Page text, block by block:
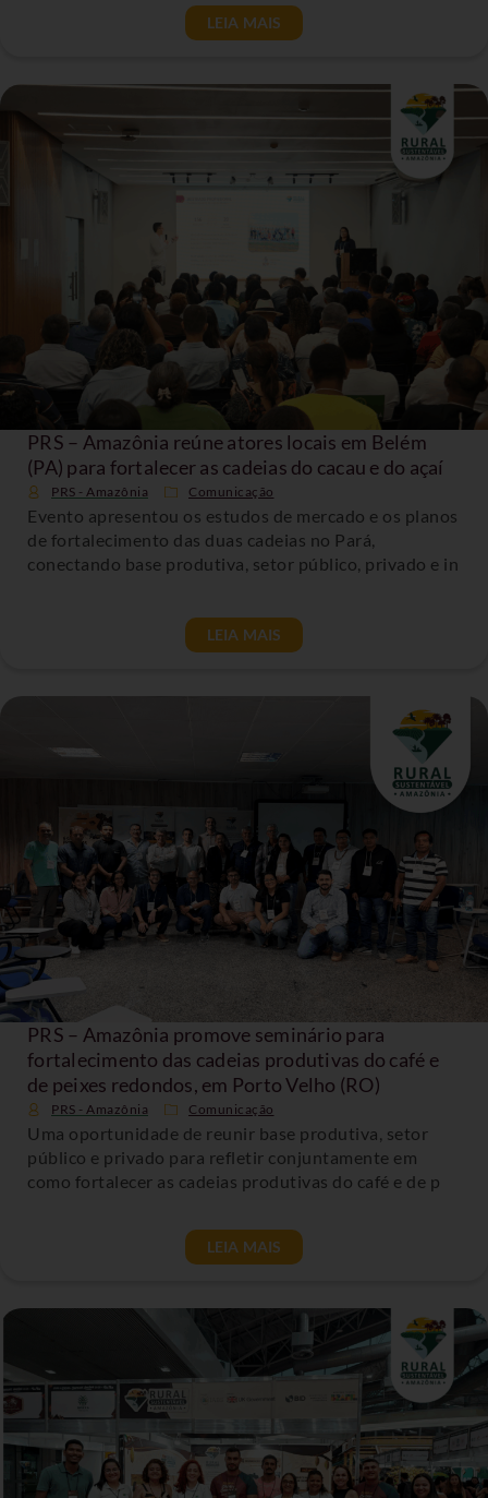
LEIA MAIS
PRS – Amazônia reúne atores locais em Belém
(PA) para fortalecer as cadeias do cacau e do açaí
PRS - Amazônia Comunicação
Evento apresentou os estudos de mercado e os planos
de fortalecimento das duas cadeias no Pará,
conectando base produtiva, setor público, privado e in
LEIA MAIS
PRS – Amazônia promove seminário para
fortalecimento das cadeias produtivas do café e
de peixes redondos, em Porto Velho (RO)
PRS - Amazônia Comunicação
Uma oportunidade de reunir base produtiva, setor
público e privado para refletir conjuntamente em
como fortalecer as cadeias produtivas do café e de p
LEIA MAIS